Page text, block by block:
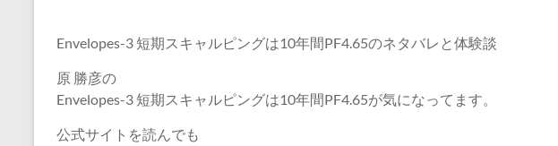
Envelopes-3 短期スキャルピングは10年間PF4.65のネタバレと体験談
原 勝彦の
Envelopes-3 短期スキャルピングは10年間PF4.65が気になってます。
公式サイトを読んでも